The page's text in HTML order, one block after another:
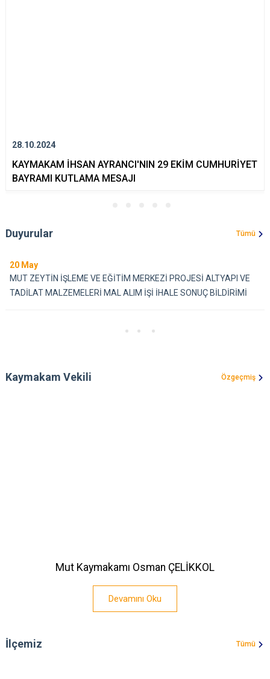
28.10.2024
KAYMAKAM İHSAN AYRANCI'NIN 29 EKİM CUMHURİYET
BAYRAMI KUTLAMA MESAJI
Duyurular Tümü
20 May
MUT ZEYTİN İŞLEME VE EĞİTİM MERKEZİ PROJESİ ALTYAPI VE
TADİLAT MALZEMELERİ MAL ALIM İŞİ İHALE SONUÇ BİLDİRİMİ
Kaymakam Vekili Özgeçmiş
Mut Kaymakamı Osman ÇELİKKOL
Devamını Oku
İlçemiz Tümü